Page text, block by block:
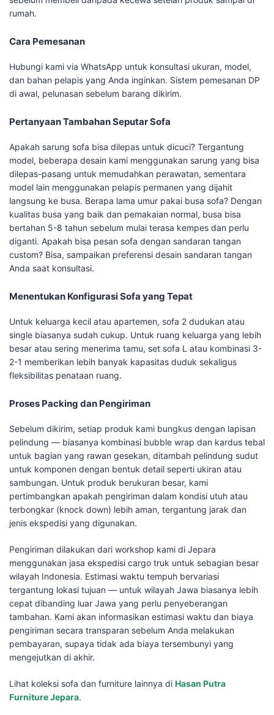
rumah.
Cara Pemesanan
Hubungi kami via WhatsApp untuk konsultasi ukuran, model,
dan bahan pelapis yang Anda inginkan. Sistem pemesanan DP
di awal, pelunasan sebelum barang dikirim.
Pertanyaan Tambahan Seputar Sofa
Apakah sarung sofa bisa dilepas untuk dicuci? Tergantung
model, beberapa desain kami menggunakan sarung yang bisa
dilepas-pasang untuk memudahkan perawatan, sementara
model lain menggunakan pelapis permanen yang dijahit
langsung ke busa. Berapa lama umur pakai busa sofa? Dengan
kualitas busa yang baik dan pemakaian normal, busa bisa
bertahan 5-8 tahun sebelum mulai terasa kempes dan perlu
diganti. Apakah bisa pesan sofa dengan sandaran tangan
custom? Bisa, sampaikan preferensi desain sandaran tangan
Anda saat konsultasi.
Menentukan Konfigurasi Sofa yang Tepat
Untuk keluarga kecil atau apartemen, sofa 2 dudukan atau
single biasanya sudah cukup. Untuk ruang keluarga yang lebih
besar atau sering menerima tamu, set sofa L atau kombinasi 3-
2-1 memberikan lebih banyak kapasitas duduk sekaligus
fleksibilitas penataan ruang.
Proses Packing dan Pengiriman
Sebelum dikirim, setiap produk kami bungkus dengan lapisan
pelindung — biasanya kombinasi bubble wrap dan kardus tebal
untuk bagian yang rawan gesekan, ditambah pelindung sudut
untuk komponen dengan bentuk detail seperti ukiran atau
sambungan. Untuk produk berukuran besar, kami
pertimbangkan apakah pengiriman dalam kondisi utuh atau
terbongkar (knock down) lebih aman, tergantung jarak dan
jenis ekspedisi yang digunakan.
Pengiriman dilakukan dari workshop kami di Jepara
menggunakan jasa ekspedisi cargo truk untuk sebagian besar
wilayah Indonesia. Estimasi waktu tempuh bervariasi
tergantung lokasi tujuan — untuk wilayah Jawa biasanya lebih
cepat dibanding luar Jawa yang perlu penyeberangan
tambahan. Kami akan informasikan estimasi waktu dan biaya
pengiriman secara transparan sebelum Anda melakukan
pembayaran, supaya tidak ada biaya tersembunyi yang
mengejutkan di akhir.
Lihat koleksi sofa dan furniture lainnya di Hasan Putra
Furniture Jepara.